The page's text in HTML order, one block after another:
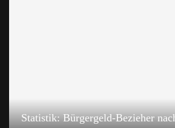
Statistik: Bürgergeld-Bezieher